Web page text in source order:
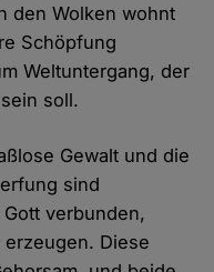
den Wolken wohnt
Schöpfung
Weltuntergang, der
soll.
Gewalt und die
sind
verbunden,
Diese